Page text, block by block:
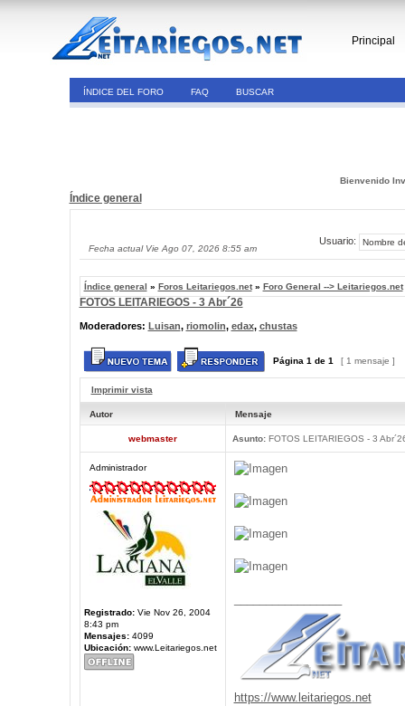
Principal
ÍNDICE DEL FORO FAQ BUSCAR
Bienvenido
Índice general
Fecha actual Vie Ago 07, 2026 8:55 am
Usuario:
Índice general » Foros Leitariegos.net» Foro General --> Leitariegos.net
FOTOS LEITARIEGOS - 3 Abr´26
Moderadores: Luisan, riomolin, edax, chustas
Página 1 de 1 [ 1 mensaje ]
Imprimir vista
Autor Mensaje
webmaster Asunto:FOTOS LEITARIEGOS - 3
Administrador
Registrado:Vie Nov 26, 2004
8:43 pm
Mensajes:4099
Ubicación:www.Leitariegos.net
https://www.leitariegos.net